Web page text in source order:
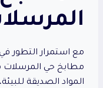
مع استمرار التطور
مطابخ حي المرسلات
المواد الصديقة